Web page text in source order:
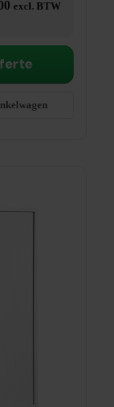
Prijsklasse:
€425,00
excl. BTW